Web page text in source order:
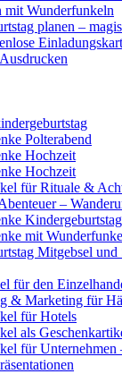
mit Wunderfunkeln
planen –
Polterabend
Hochzeit
Hochzeit
für Rituale &
–
Kindergeburtstag
mit
Mitgebsel und
für den
& Marketing für
für Hotels
als
für Unternehmen